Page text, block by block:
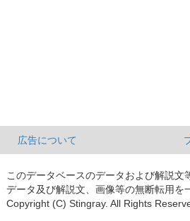
広告について
このデータベースのデータおよび解説文
データ及び解説文、画像等の無断転用を
Copyright (C) Stingray. All Rights